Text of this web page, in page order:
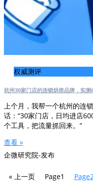
权威测评
杭州30家门店的连锁烘焙品牌，实
上个月，我帮一个杭州的连
话：“30家门店，日均进店
个工具，把流量抓回来。”
查看 »
企微研究院-发布
« 上一页 Page1 Page